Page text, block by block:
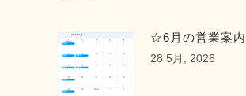
☆6月の営業案
28 5月, 2026